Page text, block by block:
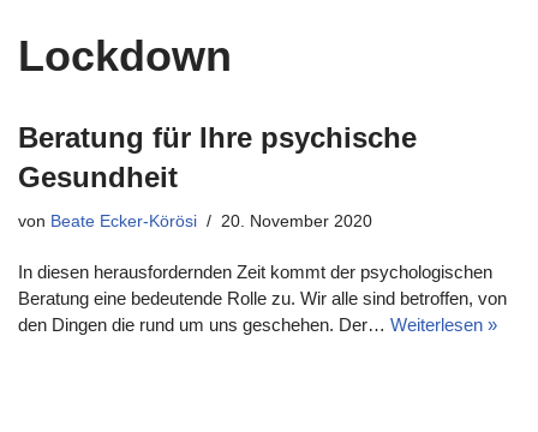
Lockdown
Beratung für Ihre psychische
Gesundheit
von Beate Ecker-Körösi 20. November 2020
In diesen herausfordernden Zeit kommt der psychologischen
Beratung eine bedeutende Rolle zu. Wir alle sind betroffen, von
den Dingen die rund um uns geschehen. Der… Weiterlesen »